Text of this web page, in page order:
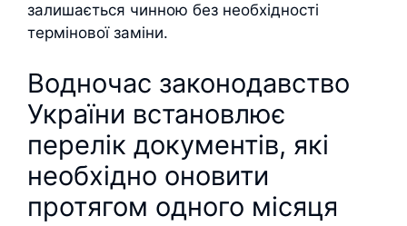
залишається чинною без необхідності
термінової заміни.
Водночас законодавство
України встановлює
перелік документів, які
необхідно оновити
протягом одного місяця